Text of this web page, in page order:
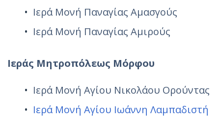
Ιερά Μονή Παναγίας Αμασγούς
Ιερά Μονή Παναγίας Αμιρούς
Ιεράς Μητροπόλεως Μόρφου
Ιερά Μονή Αγίου Νικολάου Ορούντας
Ιερά Μονή Αγίου Ιωάννη Λαμπαδιστή